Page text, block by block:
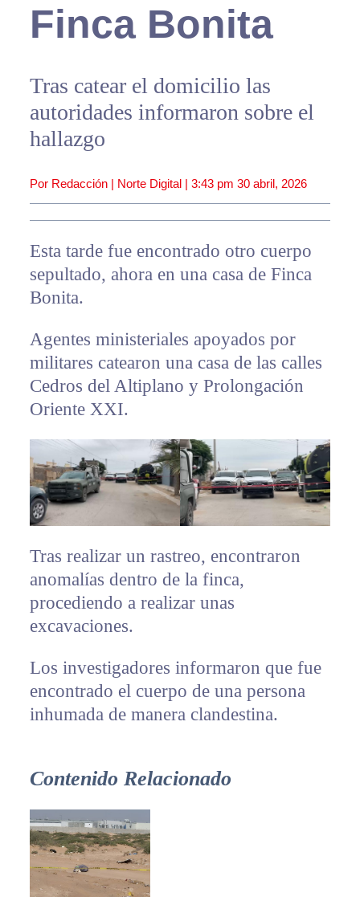
Finca Bonita
Tras catear el domicilio las
autoridades informaron sobre el
hallazgo
Por Redacción | Norte Digital | 3:43 pm 30 abril, 2026
Esta tarde fue encontrado otro cuerpo
sepultado, ahora en una casa de Finca
Bonita.
Agentes ministeriales apoyados por
militares catearon una casa de las calles
Cedros del Altiplano y Prolongación
Oriente XXI.
Tras realizar un rastreo, encontraron
anomalías dentro de la finca,
procediendo a realizar unas
excavaciones.
Los investigadores informaron que fue
encontrado el cuerpo de una persona
inhumada de manera clandestina.
Contenido Relacionado